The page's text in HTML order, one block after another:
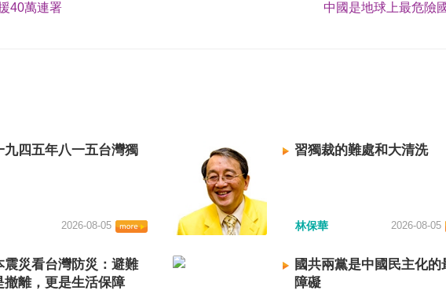
40萬連署 中國是地球上最危險
九四五年八一五台灣獨
2026-08-05
習獨裁的難處和大清洗
林保華 2026-08-05
震災看台灣防災：避難
撤離，更是生活保障
國共兩黨是中國民主化的
障礙